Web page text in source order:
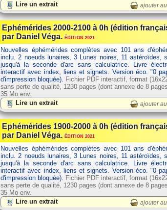
Lire un extrait
ajouter
Ephémérides 2000-2100 à 0h (édition
par Daniel Véga.ÉDITION 2021
Nouvelles éphémérides complètes avec 101 ans
inclu. 2 noeuds lunaires, 3 Lunes noires, 11 astéroïdes,
jusqu'à la seconde d'arc sans calculatrice. Livre
interactif avec index, liens et signets. Version éco. "0
d'impression bloquée). Fichier PDF interactif, format
sans perte de qualité, 1230 pages (dont annexe de 8
35 Mo env.
Lire un extrait
ajouter
Ephémérides 1900-2000 à 0h (édition
par Daniel Véga.ÉDITION 2021
Nouvelles éphémérides complètes avec 101 ans
inclu. 2 noeuds lunaires, 3 Lunes noires, 11 astéroïdes,
jusqu'à la seconde d'arc sans calculatrice. Livre
interactif avec index, liens et signets. Version éco. "0
d'impression bloquée). Fichier PDF interactif, format
sans perte de qualité, 1230 pages (dont annexe de 8
35 Mo env.
Lire un extrait
ajouter